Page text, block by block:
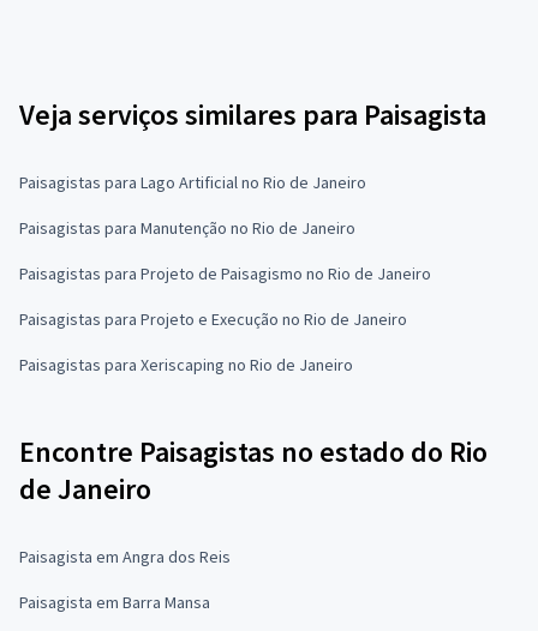
Veja serviços similares para Paisagista
Paisagistas para Lago Artificial no Rio de Janeiro
Paisagistas para Manutenção no Rio de Janeiro
Paisagistas para Projeto de Paisagismo no Rio de Janeiro
Paisagistas para Projeto e Execução no Rio de Janeiro
Paisagistas para Xeriscaping no Rio de Janeiro
Encontre Paisagistas no estado do Rio
de Janeiro
Paisagista em Angra dos Reis
Paisagista em Barra Mansa